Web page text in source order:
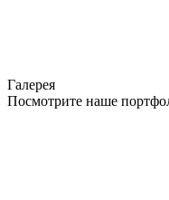
Галерея
Посмотрите наше